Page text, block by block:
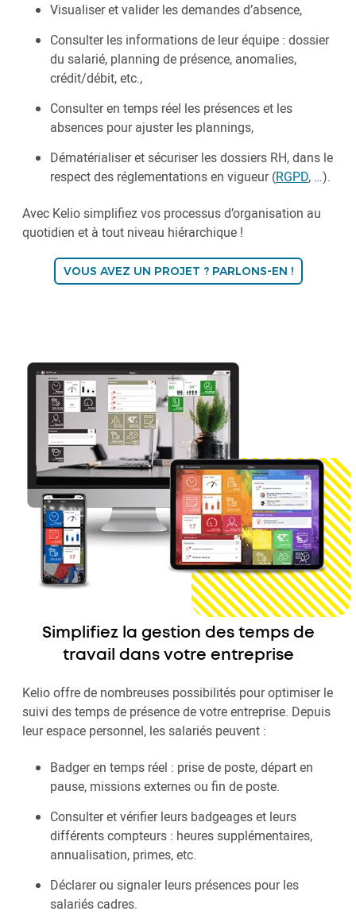
Visualiser et valider les demandes d’absence,
Consulter les informations de leur équipe : dossier
du salarié, planning de présence, anomalies,
crédit/débit, etc.,
Consulter en temps réel les présences et les
absences pour ajuster les plannings,
Dématérialiser et sécuriser les dossiers RH, dans le
respect des réglementations en vigueur (RGPD, …).
Avec Kelio simplifiez vos processus d’organisation au
quotidien et à tout niveau hiérarchique !
VOUS AVEZ UN PROJET ? PARLONS-EN !
Simplifiez la gestion des temps de
travail dans votre entreprise
Kelio offre de nombreuses possibilités pour optimiser le
suivi des temps de présence de votre entreprise. Depuis
leur espace personnel, les salariés peuvent :
Badger en temps réel : prise de poste, départ en
pause, missions externes ou fin de poste.
Consulter et vérifier leurs badgeages et leurs
différents compteurs : heures supplémentaires,
annualisation, primes, etc.
Déclarer ou signaler leurs présences pour les
salariés cadres.